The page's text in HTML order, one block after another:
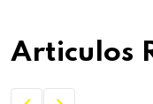
Articulos